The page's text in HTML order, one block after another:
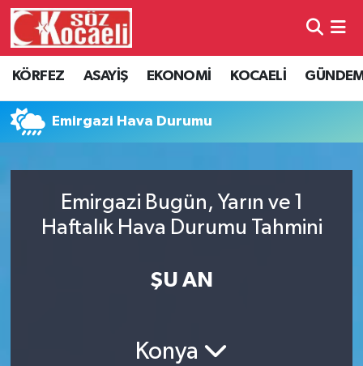
KÖRFEZ ASAYİŞ EKONOMİ KOCAELİ
Emirgazi Hava Durumu
Emirgazi Bugün, Yarın ve 1
Haftalık Hava Durumu Tahmini
ŞU AN
Konya
Kocaeli Hava Durumu
Kocaeli Namaz Vakitleri
Süper Lig Puan Durumu ve Fikstür